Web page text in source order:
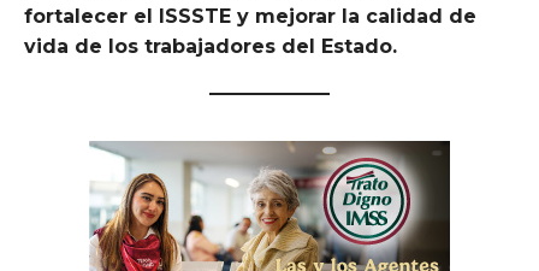
fortalecer el ISSSTE y mejorar la calidad de
vida de los trabajadores del Estado.